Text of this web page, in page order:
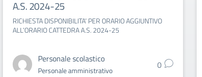
A.S. 2024-25
RICHIESTA DISPONIBILITA’ PER ORARIO AGGIUNTIVO
ALL’ORARIO CATTEDRA A.S. 2024-25
Personale scolastico
Personale amministrativo 0